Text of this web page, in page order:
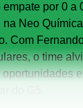
por 0 a
Neo
Com
o time